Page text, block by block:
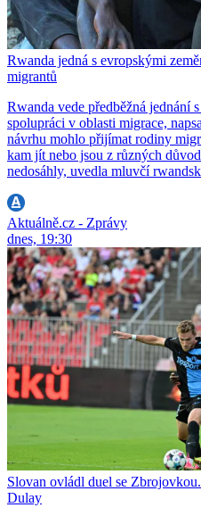
Rwanda jedná s evropskými
migrantů
Rwanda vede předběžná jednání
spolupráci v oblasti migrace,
návrhu mohlo přijímat rodiny
kam jít nebo jsou z různých
nedosáhly, uvedla mluvčí
Aktuálně.cz - Zprávy
dnes, 19:30
Slovan ovládl duel se
Dulay